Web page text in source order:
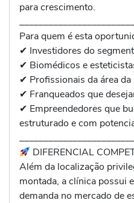
para crescimento.
Para quem é esta
✔ Investidores do
✔ Biomédicos e
✔ Profissionais da área da
✔ Franqueados que
✔ Empreendedores que
estruturado e com
DIFERENCIAL
Além da localização
montada, a clínica possui
demanda no mercado de